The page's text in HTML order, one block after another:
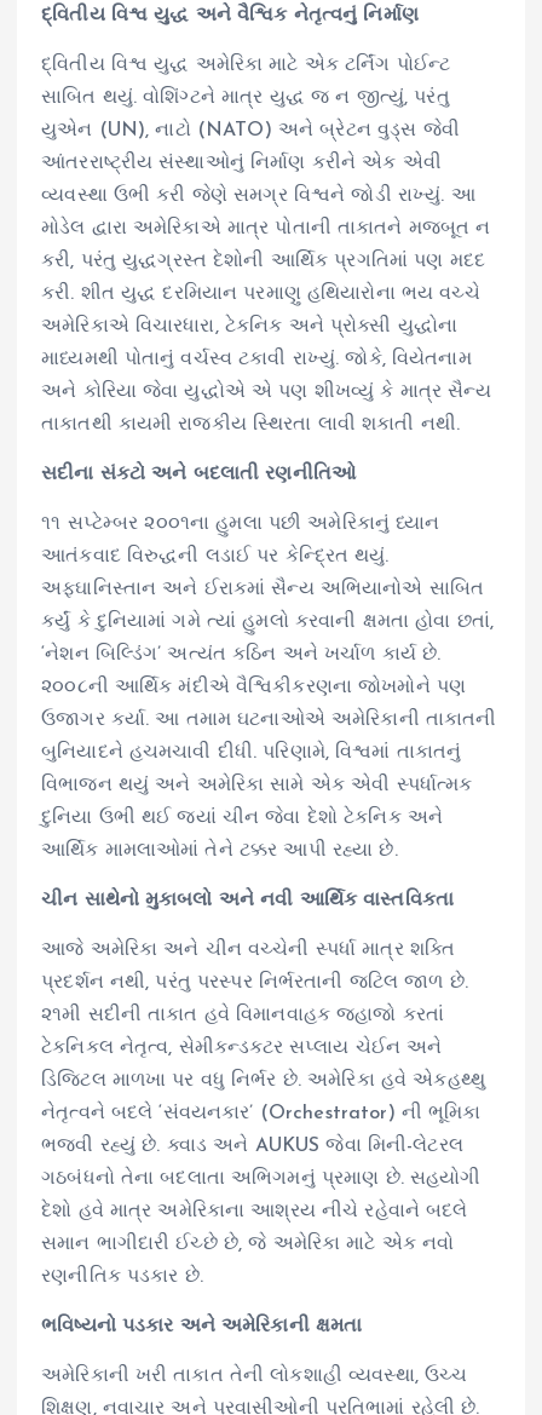
દ્વિતીય વિશ્વ યુદ્ધ અને વૈશ્વિક નેતૃત્વનું નિર્માણ
દ્વિતીય વિશ્વ યુદ્ધ અમેરિકા માટે એક ટર્નિંગ પોઈન્ટ
સાબિત થયું. વોશિંગ્ટને માત્ર યુદ્ધ જ ન જીત્યું, પરંતુ
યુએન (UN), નાટો (NATO) અને બ્રેટન વુડ્સ જેવી
આંતરરાષ્ટ્રીય સંસ્થાઓનું નિર્માણ કરીને એક એવી
વ્યવસ્થા ઉભી કરી જેણે સમગ્ર વિશ્વને જોડી રાખ્યું. આ
મોડેલ દ્વારા અમેરિકાએ માત્ર પોતાની તાકાતને મજબૂત ન
કરી, પરંતુ યુદ્ધગ્રસ્ત દેશોની આર્થિક પ્રગતિમાં પણ મદદ
કરી. શીત યુદ્ધ દરમિયાન પરમાણુ હથિયારોના ભય વચ્ચે
અમેરિકાએ વિચારધારા, ટેકનિક અને પ્રોક્સી યુદ્ધોના
માધ્યમથી પોતાનું વર્ચસ્વ ટકાવી રાખ્યું. જોકે, વિયેતનામ
અને કોરિયા જેવા યુદ્ધોએ એ પણ શીખવ્યું કે માત્ર સૈન્ય
તાકાતથી કાયમી રાજકીય સ્થિરતા લાવી શકાતી નથી.
સદીના સંકટો અને બદલાતી રણનીતિઓ
૧૧ સપ્ટેમ્બર ૨૦૦૧ના હુમલા પછી અમેરિકાનું ધ્યાન
આતંકવાદ વિરુદ્ધની લડાઈ પર કેન્દ્રિત થયું.
અફઘાનિસ્તાન અને ઈરાકમાં સૈન્ય અભિયાનોએ સાબિત
કર્યું કે દુનિયામાં ગમે ત્યાં હુમલો કરવાની ક્ષમતા હોવા છતાં,
‘નેશન બિલ્ડિંગ’ અત્યંત કઠિન અને ખર્ચાળ કાર્ય છે.
૨૦૦૮ની આર્થિક મંદીએ વૈશ્વિકીકરણના જોખમોને પણ
ઉજાગર કર્યા. આ તમામ ઘટનાઓએ અમેરિકાની તાકાતની
બુનિયાદને હચમચાવી દીધી. પરિણામે, વિશ્વમાં તાકાતનું
વિભાજન થયું અને અમેરિકા સામે એક એવી સ્પર્ધાત્મક
દુનિયા ઉભી થઈ જ્યાં ચીન જેવા દેશો ટેકનિક અને
આર્થિક મામલાઓમાં તેને ટક્કર આપી રહ્યા છે.
ચીન સાથેનો મુકાબલો અને નવી આર્થિક વાસ્તવિકતા
આજે અમેરિકા અને ચીન વચ્ચેની સ્પર્ધા માત્ર શક્તિ
પ્રદર્શન નથી, પરંતુ પરસ્પર નિર્ભરતાની જટિલ જાળ છે.
૨૧મી સદીની તાકાત હવે વિમાનવાહક જહાજો કરતાં
ટેકનિકલ નેતૃત્વ, સેમીકન્ડક્ટર સપ્લાય ચેઈન અને
ડિજિટલ માળખા પર વધુ નિર્ભર છે. અમેરિકા હવે એકહથ્થુ
નેતૃત્વને બદલે ‘સંવયનકાર’ (Orchestrator) ની ભૂમિકા
ભજવી રહ્યું છે. ક્વાડ અને AUKUS જેવા મિની-લેટરલ
ગઠબંધનો તેના બદલાતા અભિગમનું પ્રમાણ છે. સહયોગી
દેશો હવે માત્ર અમેરિકાના આશ્રય નીચે રહેવાને બદલે
સમાન ભાગીદારી ઈચ્છે છે, જે અમેરિકા માટે એક નવો
રણનીતિક પડકાર છે.
ભવિષ્યનો પડકાર અને અમેરિકાની ક્ષમતા
અમેરિકાની ખરી તાકાત તેની લોકશાહી વ્યવસ્થા, ઉચ્ચ
શિક્ષણ, નવાચાર અને પ્રવાસીઓની પ્રતિભામાં રહેલી છે.